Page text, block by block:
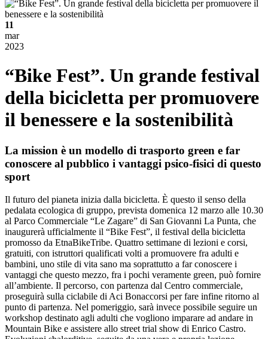
11
mar
2023
“Bike Fest”. Un grande festival
della bicicletta per promuovere
il benessere e la sostenibilità
La mission è un modello di trasporto green e far
conoscere al pubblico i vantaggi psico-fisici di questo
sport
Il futuro del pianeta inizia dalla bicicletta. È questo il senso della
pedalata ecologica di gruppo, prevista domenica 12 marzo alle 10.30
al Parco Commerciale “Le Zagare” di San Giovanni La Punta, che
inaugurerà ufficialmente il “Bike Fest”, il festival della bicicletta
promosso da EtnaBikeTribe. Quattro settimane di lezioni e corsi,
gratuiti, con istruttori qualificati volti a promuovere fra adulti e
bambini, uno stile di vita sano ma soprattutto a far conoscere i
vantaggi che questo mezzo, fra i pochi veramente green, può fornire
all’ambiente. Il percorso, con partenza dal Centro commerciale,
proseguirà sulla ciclabile di Aci Bonaccorsi per fare infine ritorno al
punto di partenza. Nel pomeriggio, sarà invece possibile seguire un
workshop destinato agli adulti che vogliono imparare ad andare in
Mountain Bike e assistere allo street trial show di Enrico Castro.